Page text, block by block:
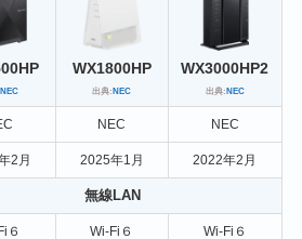
NEC
WX1800HP
出典:NEC
WX3000HP2
出典:NEC
NEC NEC
2月 2025年1月 2022年2月
無線LAN
６ Wi-Fi６ Wi-Fi６